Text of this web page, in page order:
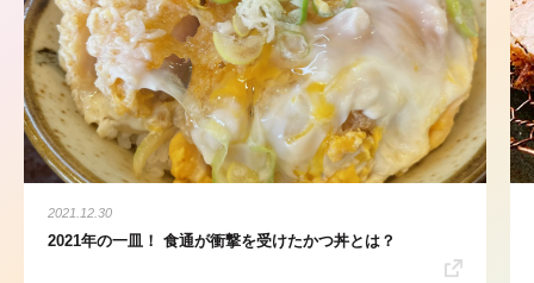
2021.12.30
2021年の一皿！ 食通が衝撃を受けたかつ丼とは？